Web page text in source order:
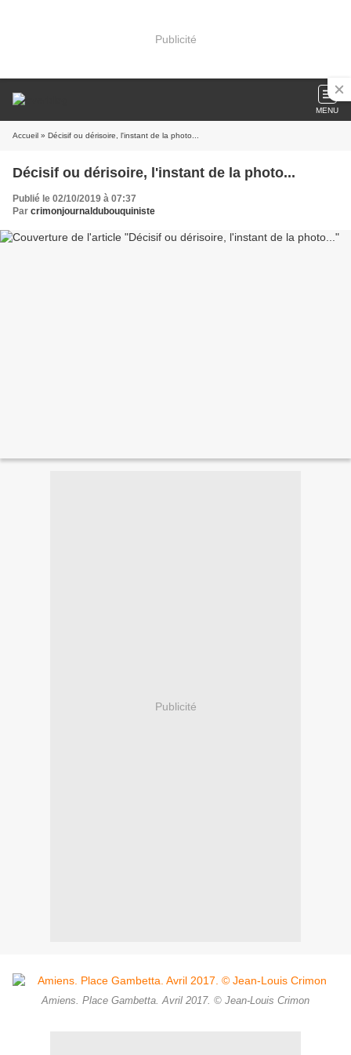
Publicité
MENU
Accueil » Décisif ou dérisoire, l'instant de la photo...
Décisif ou dérisoire, l'instant de la photo...
Publié le 02/10/2019 à 07:37
Par crimonjournaldubouquiniste
Publicité
Amiens. Place Gambetta. Avril 2017. © Jean-Louis Crimon